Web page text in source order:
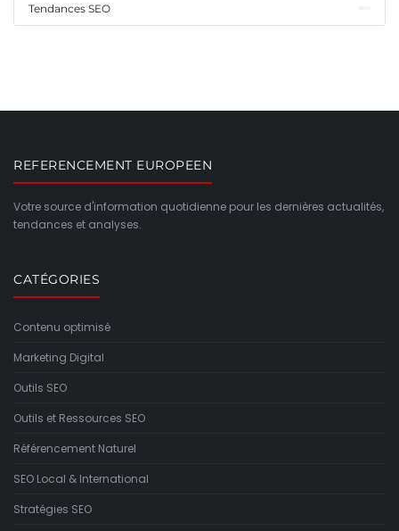
Tendances SEO
REFERENCEMENT EUROPEEN
Votre source d'information quotidienne pour les dernières actualités,
tendances et analyses.
CATÉGORIES
Contenu optimisé
Marketing Digital
Outils SEO
Outils et Ressources SEO
Référencement Naturel
SEO Local & International
Stratégies SEO